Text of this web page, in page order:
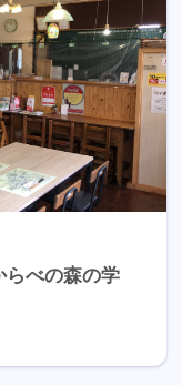
らべの森の学